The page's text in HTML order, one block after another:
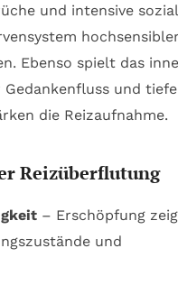
und intensive
Ebenso spielt das
und tiefe
die Reizaufnahme.
Reizüberflutung
– Erschöpfung
und